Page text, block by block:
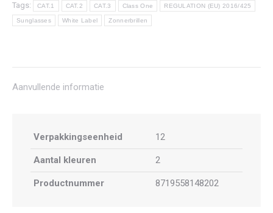
Tags: CAT.1 CAT.2 CAT.3 Class One REGULATION (EU) 2016/425
Sunglasses White Label Zonnerbrillen
Aanvullende informatie
Verpakkingseenheid 12
Aantal kleuren 2
Productnummer 8719558148202